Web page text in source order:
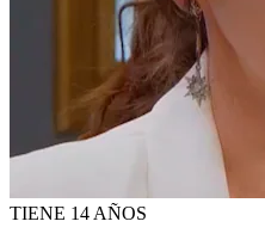
TIENE 14 AÑOS